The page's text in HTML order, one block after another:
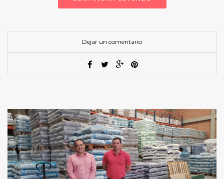
Dejar un comentario